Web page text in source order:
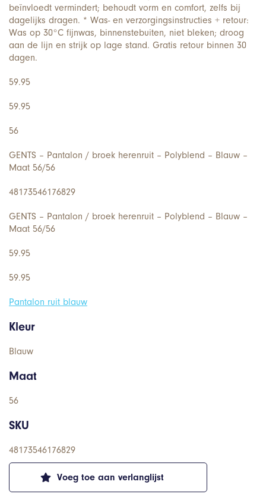
Voeg toe aan verlanglijst
beïnvloedt vermindert; behoudt vorm en comfort, zelfs bij
dagelijks dragen. * Was- en verzorgingsinstructies + retour:
Was op 30°C fijnwas, binnenstebuiten, niet bleken; droog
aan de lijn en strijk op lage stand. Gratis retour binnen 30
dagen.
59.95
59.95
56
GENTS – Pantalon / broek herenruit – Polyblend – Blauw –
Maat 56/56
48173546176829
GENTS – Pantalon / broek herenruit – Polyblend – Blauw –
Maat 56/56
59.95
59.95
Pantalon ruit blauw
Kleur
Blauw
Maat
56
SKU
48173546176829